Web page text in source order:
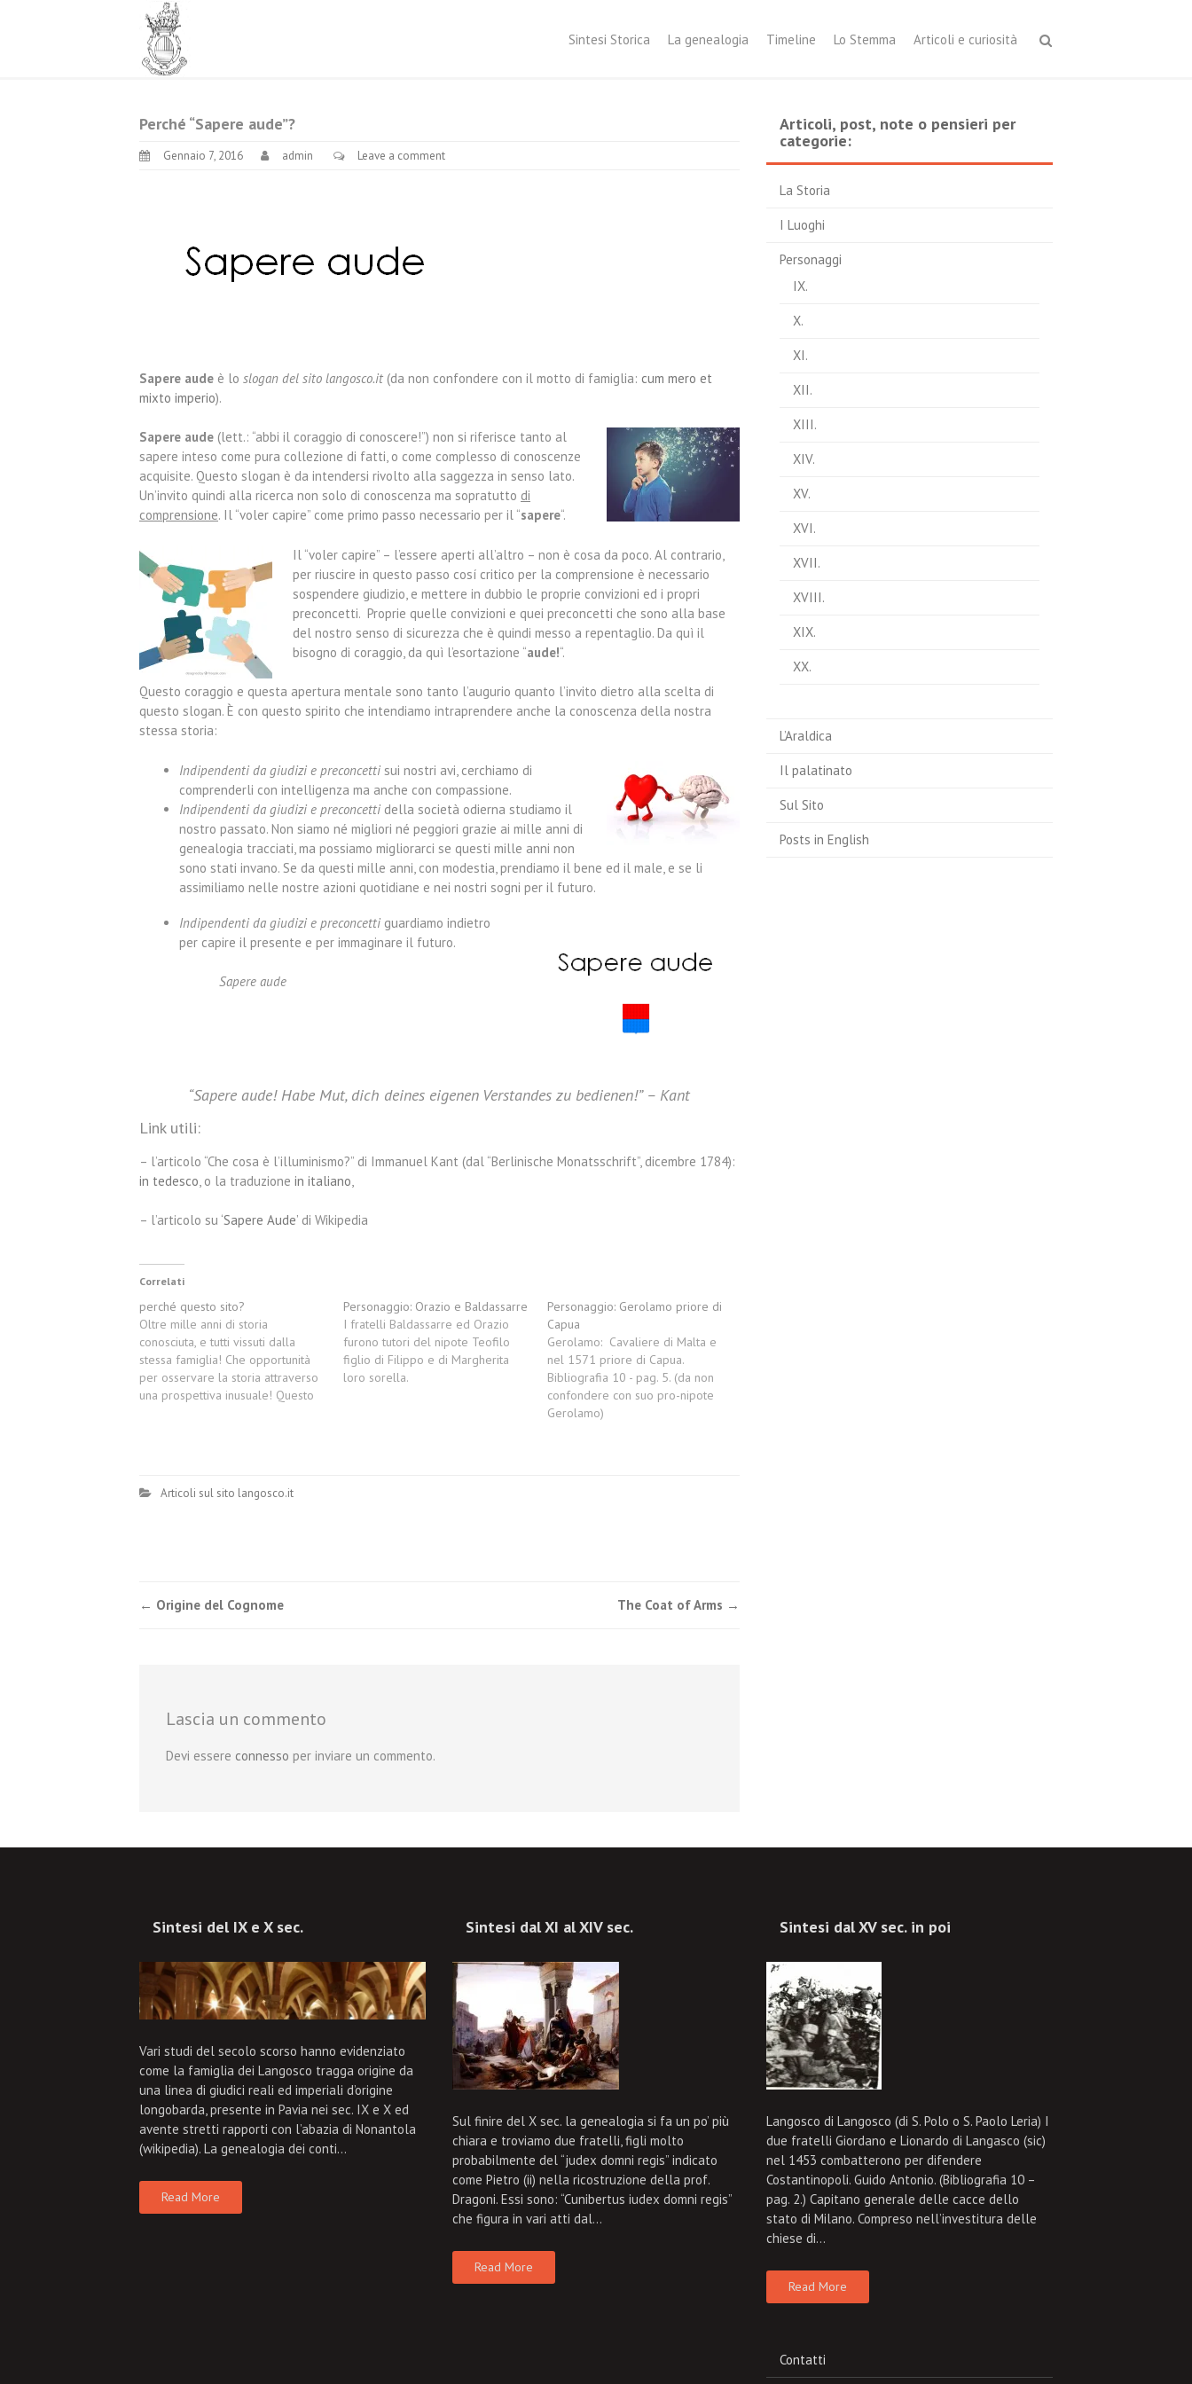
Sintesi Storica La genealogia Timeline Lo Stemma Articoli e curiosità
Perché “Sapere aude”?
Gennaio 7, 2016 admin Leave a comment
Sapere aude è lo slogan del sito langosco.it (da non confondere con il motto di famiglia: cum mero et
mixto imperio).
Sapere aude (lett.: “abbi il coraggio di conoscere!”) non si riferisce tanto al
sapere inteso come pura collezione di fatti, o come complesso di conoscenze
acquisite. Questo slogan è da intendersi rivolto alla saggezza in senso lato.
Un’invito quindi alla ricerca non solo di conoscenza ma sopratutto di
comprensione. Il “voler capire” come primo passo necessario per il “sapere“.
Il “voler capire” – l’essere aperti all’altro – non è cosa da poco. Al contrario,
per riuscire in questo passo cosí critico per la comprensione è necessario
sospendere giudizio, e mettere in dubbio le proprie convizioni ed i propri
preconcetti. Proprie quelle convizioni e quei preconcetti che sono alla base
del nostro senso di sicurezza che è quindi messo a repentaglio. Da quì il
bisogno di coraggio, da quì l’esortazione “aude!“.
Questo coraggio e questa apertura mentale sono tanto l’augurio quanto l’invito dietro alla scelta di
questo slogan. È con questo spirito che intendiamo intraprendere anche la conoscenza della nostra
stessa storia:
Indipendenti da giudizi e preconcetti sui nostri avi, cerchiamo di
comprenderli con intelligenza ma anche con compassione.
Indipendenti da giudizi e preconcetti della società odierna studiamo il
nostro passato. Non siamo né migliori né peggiori grazie ai mille anni di
genealogia tracciati, ma possiamo migliorarci se questi mille anni non
sono stati invano. Se da questi mille anni, con modestia, prendiamo il bene ed il male, e se li
assimiliamo nelle nostre azioni quotidiane e nei nostri sogni per il futuro.
Indipendenti da giudizi e preconcetti guardiamo indietro
per capire il presente e per immaginare il futuro.
Sapere aude
“Sapere aude! Habe Mut, dich deines eigenen Verstandes zu bedienen!” – Kant
Link utili:
– l’articolo “Che cosa è l’illuminismo?” di Immanuel Kant (dal “Berlinische Monatsschrift”, dicembre 1784):
in tedesco , o la traduzione in italiano
– l’articolo su ‘Sapere Aude’ di Wikipedia
Correlati
perché questo sito?
Oltre mille anni di storia
conosciuta, e tutti vissuti dalla
stessa famiglia! Che opportunità
per osservare la storia attraverso
una prospettiva inusuale! Questo
cui raccogliamo questo materiale?
Langosco.it si rivolge in…
Personaggio: Orazio e Baldassarre
I fratelli Baldassarre ed Orazio
furono tutori del nipote Teofilo
figlio di Filippo e di Margherita
loro sorella.
Personaggio: Gerolamo priore di
Capua
Gerolamo: Cavaliere di Malta e
nel 1571 priore di Capua.
Bibliografia 10 - pag. 5. (da non
confondere con suo pro-nipote
Gerolamo)
Articoli sul sito langosco.it
Post
← Origine del Cognome The Coat of Arms →
Lascia un commento
Devi essere connesso per inviare un commento.
Articoli, post, note o pensieri per
categorie:
La Storia
I Luoghi
Personaggi
IX.
X.
XI.
XII.
XIII.
XIV.
XV.
XVI.
XVII.
XVIII.
XIX.
XX.
L’Araldica
Il palatinato
Sul Sito
Posts in English
Sintesi del IX e X sec.
Vari studi del secolo scorso hanno evidenziato
come la famiglia dei Langosco tragga origine da
una linea di giudici reali ed imperiali d’origine
longobarda, presente in Pavia nei sec. IX e X ed
avente stretti rapporti con l’abazia di Nonantola
(wikipedia). La genealogia dei conti…
Read More
Sintesi dal XI al XIV sec.
Sul finire del X sec. la genealogia si fa un po’ più
chiara e troviamo due fratelli, figli molto
probabilmente del “judex domni regis” indicato
come Pietro (ii) nella ricostruzione della prof.
Dragoni. Essi sono: “Cunibertus iudex domni regis”
che figura in vari atti dal…
Read More
Sintesi dal XV sec. in poi
Langosco di Langosco (di S. Polo o S. Paolo Leria) I
due fratelli Giordano e Lionardo di Langasco (sic)
nel 1453 combatterono per difendere
Costantinopoli. Guido Antonio. (Bibliografia 10 –
pag. 2.) Capitano generale delle cacce dello
stato di Milano. Compreso nell’investitura delle
chiese di…
Read More
Contatti